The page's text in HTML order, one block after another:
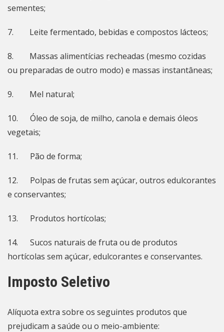
sementes;
7. Leite fermentado, bebidas e compostos lácteos;
8. Massas alimentícias recheadas (mesmo cozidas
ou preparadas de outro modo) e massas instantâneas;
9. Mel natural;
10. Óleo de soja, de milho, canola e demais óleos
vegetais;
11. Pão de forma;
12. Polpas de frutas sem açúcar, outros edulcorantes
e conservantes;
13. Produtos hortícolas;
14. Sucos naturais de fruta ou de produtos
hortícolas sem açúcar, edulcorantes e conservantes.
Imposto Seletivo
Alíquota extra sobre os seguintes produtos que
prejudicam a saúde ou o meio-ambiente: